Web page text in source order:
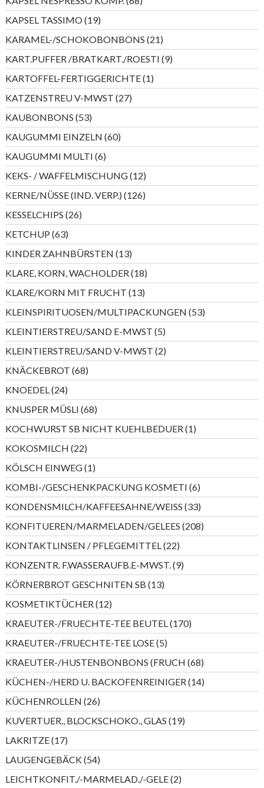
Produkte
KAPSEL TASSIMO 1919
Produkte
KARAMEL-/SCHOKOBONBONS 2121
Produkte
KART.PUFFER /BRATKART./ROESTI 99
Produkte
KARTOFFEL-FERTIGGERICHTE 11
Produkt
KATZENSTREU V-MWST 2727
Produkte
KAUBONBONS 5353
Produkte
KAUGUMMI EINZELN 6060
Produkte
KAUGUMMI MULTI 66
Produkte
KEKS- / WAFFELMISCHUNG 1212
Produkte
KERNE/NÜSSE (IND. VERP.) 126126
Produkte
KESSELCHIPS 2626
Produkte
KETCHUP 6363
Produkte
KINDER ZAHNBÜRSTEN 1313
Produkte
KLARE, KORN, WACHOLDER 1818
Produkte
KLARE/KORN MIT FRUCHT 1313
Produkte
KLEINSPIRITUOSEN/MULTIPACKUNGEN 5353
Produkte
KLEINTIERSTREU/SAND E-MWST 55
Produkte
KLEINTIERSTREU/SAND V-MWST 22
Produkte
KNÄCKEBROT 6868
Produkte
KNOEDEL 2424
Produkte
KNUSPER MÜSLI 6868
Produkte
KOCHWURST SB NICHT KUEHLBEDUER 11
Produkt
KOKOSMILCH 2222
Produkte
KÖLSCH EINWEG 11
Produkt
KOMBI-/GESCHENKPACKUNG KOSMETI 66
Produkte
KONDENSMILCH/KAFFEESAHNE/WEISS 3333
Produkte
KONFITUEREN/MARMELADEN/GELEES 208208
Produkte
KONTAKTLINSEN / PFLEGEMITTEL 2222
Produkte
KONZENTR. F.WASSERAUFB.E-MWST. 99
Produkte
KÖRNERBROT GESCHNITEN SB 1313
Produkte
KOSMETIKTÜCHER 1212
Produkte
KRAEUTER-/FRUECHTE-TEE BEUTEL 170170
Produkte
KRAEUTER-/FRUECHTE-TEE LOSE 55
Produkte
KRAEUTER-/HUSTENBONBONS (FRUCH 6868
Produkte
KÜCHEN-/HERD U. BACKOFENREINIGER 1414
Produkte
KÜCHENROLLEN 2626
Produkte
KUVERTUER., BLOCKSCHOKO., GLAS 1919
Produkte
LAKRITZE 1717
Produkte
LAUGENGEBÄCK 5454
Produkte
LEICHTKONFIT./-MARMELAD./-GELE 22